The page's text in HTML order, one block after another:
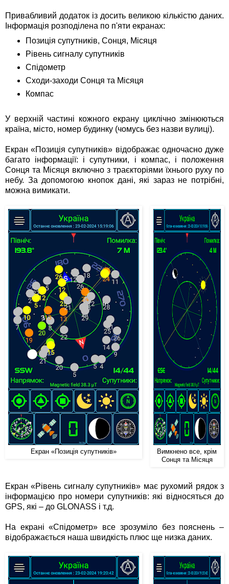
Привабливий додаток із досить великою кількістю даних.
Інформація розподілена по п'яти екранах:
Позиція супутників, Сонця, Місяця
Рівень сигналу супутників
Спідометр
Сходи-заходи Сонця та Місяця
Компас
У верхній частині кожного екрану циклічно змінюються
країна, місто, номер будинку (чомусь без назви вулиці).
Екран «Позиція супутників» відображає одночасно дуже
багато інформації: і супутники, і компас, і положення
Сонця та Місяця включно з траєкторіями їхнього руху по
небу. За допомогою кнопок дані, які зараз не потрібні,
можна вимикати.
Екран «Позиція супутників»
Вимкнено все, крім
Сонця та Місяця
Екран «Рівень сигналу супутників» має рухомий рядок з
інформацією про номери супутників: які відносяться до
GPS, які – до GLONASS і т.д.
На екрані «Спідометр» все зрозуміло без пояснень –
відображається наша швидкість плюс ще низка даних.